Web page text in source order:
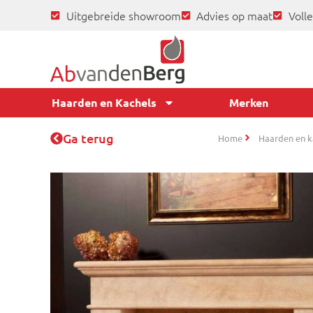
Uitgebreide showroom Advies op maat
Haarden en Kachels Merken
Ga terug Home Haarden en